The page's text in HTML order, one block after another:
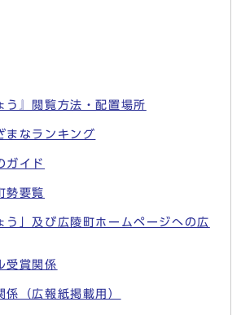
う』閲覧方法・配置場所
まなランキング
ガイド
勢要覧
う」及び広陵町ホームページへの広
受賞関係
係（広報紙掲載用）